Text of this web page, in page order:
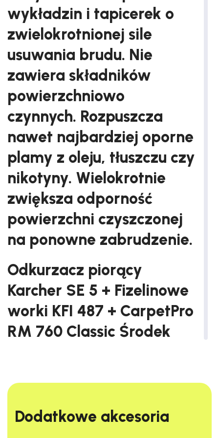
wykładzin i tapicerek o
zwielokrotnionej sile
usuwania brudu. Nie
zawiera składników
powierzchniowo
czynnych. Rozpuszcza
nawet najbardziej oporne
plamy z oleju, tłuszczu czy
nikotyny. Wielokrotnie
zwiększa odporność
powierzchni czyszczonej
na ponowne zabrudzenie.
Odkurzacz piorący
Karcher SE 5 + Fizelinowe
worki KFI 487 + CarpetPro
RM 760 Classic Środek
czyszczenia z wygodą użytkowania i wszechstronnością. Jego
zanieczyszczeń
z różnych powierzchni tekstylnych, w tym
Dodatkowe akcesoria​